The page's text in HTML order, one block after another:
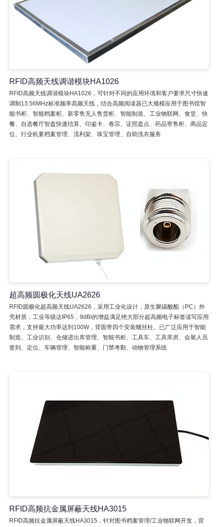
RFID高频天线调谐模块HA1026
RFID高频天线调谐模块HA1026，可针对不同的应用环境和客户要求尺寸快速
调制13.56MHz标准频率高频天线，结合高频阅读器已大规模应用于图书馆智
能书柜、智能档案柜、新零售无人售货柜、智能制造、工业物联网、食堂、快
餐、自选餐厅智盘快速结算、印鉴卡、卷宗、证照盘点、药品寄售柜、商品定
位、行业机要档案管理、流利架、珠宝管理、自助洗衣服务
超高频圆极化天线UA2626
RFID圆极化超高频天线UA2626，采用工业化设计，原生聚碳酸酯（PC）外
壳材质，工业等级达IP65，9dBi的增益满足绝大部分超高频电子标签读写应用
需求，支持最大功率达到100W，背面带四个安装螺丝柱。已广泛应用于智能
制造、工业识别、仓储进出库管理、智能书柜、工具车、工具库房、会展人员
签到、定位、车辆管理、智能称重、门禁考勤、动物管理系统
RFID高频抗金属屏蔽天线HA3015
RFID高频抗金属屏蔽天线HA3015，针对图书档案管理/工业物联网开发，背